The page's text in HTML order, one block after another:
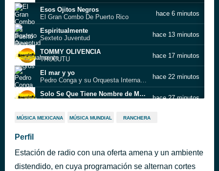
Esos Ojitos Negros
El Gran Combo De Puerto Rico
hace 6 minutos
Espiritualmente
Sexteto Juventud
hace 13 minutos
TOMMY OLIVENCIA
TRUCUTU
hace 17 minutos
El mar y yo
Pedro Conga y su Orquesta Internacional
hace 22 minutos
Solo Se Que Tiene Nombre de Mujer
hace 27 minutos
Ramona
n-CC - 83ejo
como los quiero
MÚSICA MEXICANA MÚSICA MUNDIAL RANCHERA
Perfil
Estación de radio con una oferta amena y un ambiente
distendido, en cuya programación se alternan cortes